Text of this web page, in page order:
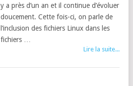
y a près d’un an et il continue d’évoluer
doucement. Cette fois-ci, on parle de
l’inclusion des fichiers Linux dans les
fichiers …
Lire la suite...